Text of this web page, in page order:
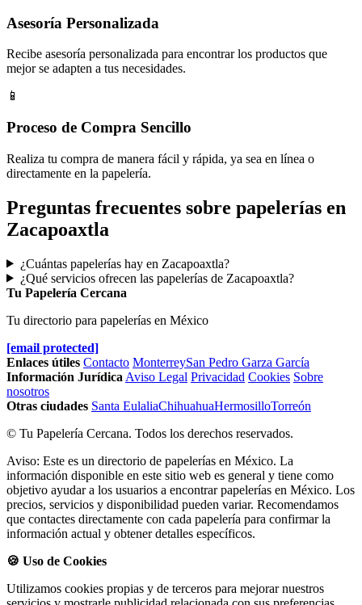
Asesoría Personalizada
Recibe asesoría personalizada para encontrar los productos que
mejor se adapten a tus necesidades.
📱
Proceso de Compra Sencillo
Realiza tu compra de manera fácil y rápida, ya sea en línea o
directamente en la papelería.
Preguntas frecuentes sobre papelerías en
Zacapoaxtla
¿Cuántas papelerías hay en Zacapoaxtla?
¿Qué servicios ofrecen las papelerías de Zacapoaxtla?
Tu Papelería Cercana
Tu directorio para papelerías en México
[email protected]
Enlaces útiles Contacto MonterreySan Pedro Garza García
Información Jurídica Aviso Legal Privacidad Cookies Sobre
nosotros
Otras ciudades Santa EulaliaChihuahuaHermosilloTorreón
© Tu Papelería Cercana. Todos los derechos reservados.
Aviso: Este es un directorio de papelerías en México. La
información disponible en este sitio web es general y tiene como
objetivo ayudar a los usuarios a encontrar papelerías en México. Los
precios, servicios y disponibilidad pueden variar. Recomendamos
que contactes directamente con cada papelería para confirmar la
información actual y obtener detalles específicos.
🍪 Uso de Cookies
Utilizamos cookies propias y de terceros para mejorar nuestros